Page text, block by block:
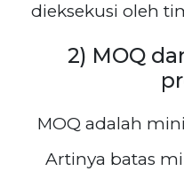
dieksekusi oleh
2) MOQ
MOQ adalah
Artinya batas